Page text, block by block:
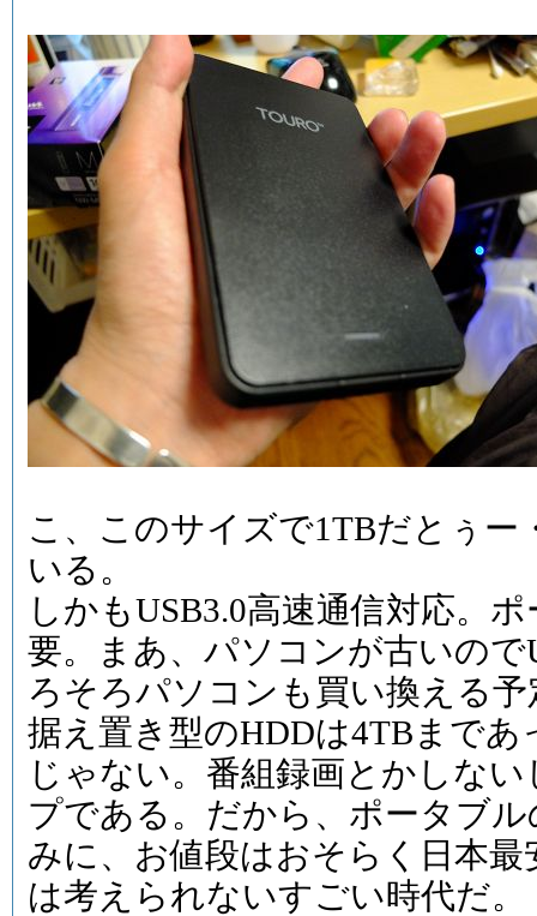
こ、このサイズで1TBだとぅー
いる。
しかもUSB3.0高速通信対応。
要。まあ、パソコンが古いの
ろそろパソコンも買い換える
据え置き型のHDDは4TBまで
じゃない。番組録画とかしな
プである。だから、ポータブ
みに、お値段はおそらく日本最
は考えられないすごい時代だ。